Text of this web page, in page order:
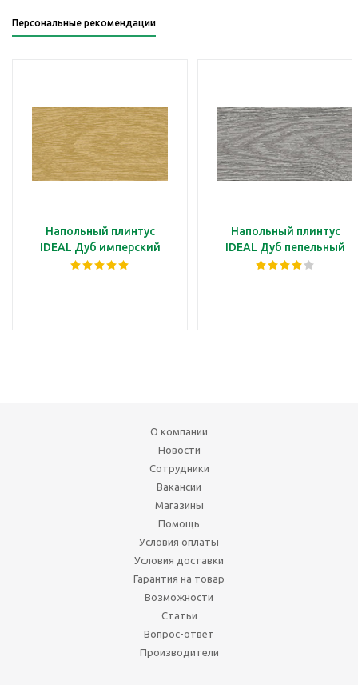
Персональные рекомендации
Напольный плинтус
IDEAL Дуб имперский
Напольный плинтус
IDEAL Дуб пепельный
О компании
Новости
Сотрудники
Вакансии
Магазины
Помощь
Условия оплаты
Условия доставки
Гарантия на товар
Возможности
Статьи
Вопрос-ответ
Производители